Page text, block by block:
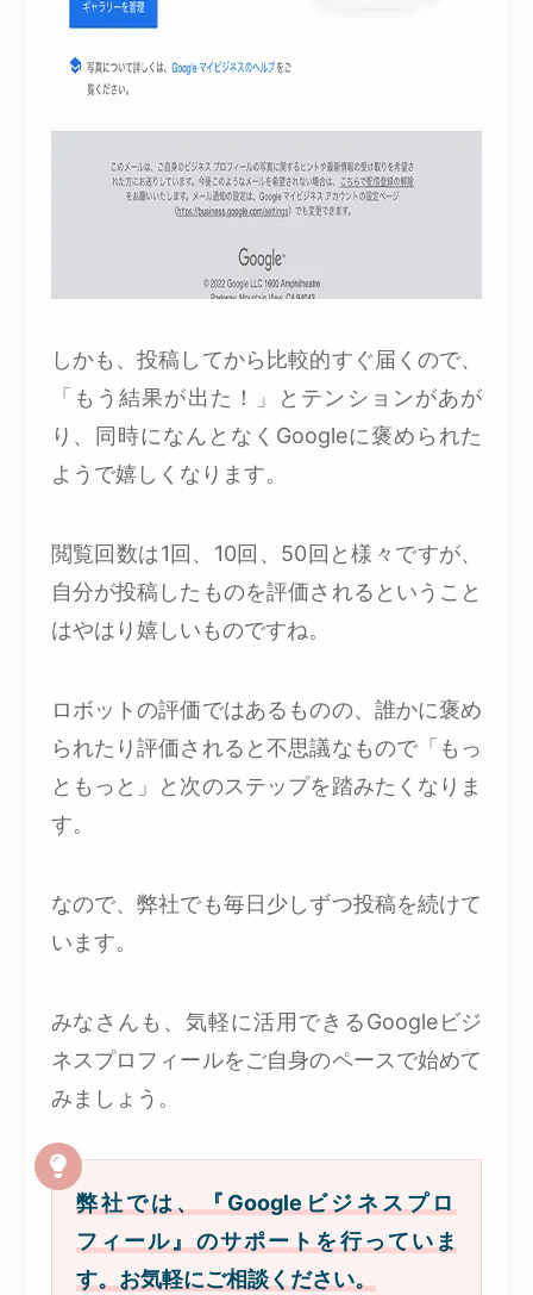
しかも、投稿してから比較的すぐ届くので、
「もう結果が出た！」とテンションがあが
り、同時になんとなくGoogleに褒められた
ようで嬉しくなります。
閲覧回数は1回、10回、50回と様々ですが、
自分が投稿したものを評価されるということ
はやはり嬉しいものですね。
ロボットの評価ではあるものの、誰かに褒め
られたり評価されると不思議なもので「もっ
ともっと」と次のステップを踏みたくなりま
す。
なので、弊社でも毎日少しずつ投稿を続けて
います。
みなさんも、気軽に活用できるGoogleビジ
ネスプロフィールをご自身のペースで始めて
みましょう。
弊社では、『Googleビジネスプロ
フィール』のサポートを行っていま
す。お気軽にご相談ください。